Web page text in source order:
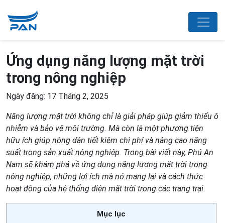
Ứng dụng năng lượng mặt trời
trong nông nghiệp
Ngày đăng: 17 Tháng 2, 2025
Năng lượng mặt trời không chỉ là giải pháp giúp giảm thiểu ô
nhiễm và bảo vệ môi trường. Mà còn là một phương tiện
hữu ích giúp nông dân tiết kiệm chi phí và nâng cao năng
suất trong sản xuất nông nghiệp. Trong bài viết này, Phú An
Nam sẽ khám phá về ứng dụng năng lượng mặt trời trong
nông nghiệp, những lợi ích mà nó mang lại và cách thức
hoạt động của hệ thống điện mặt trời trong các trang trại.
Mục lục